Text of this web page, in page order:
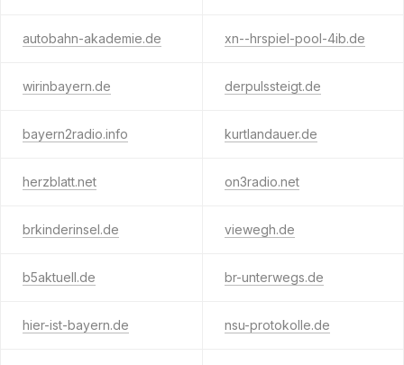
autobahn-akademie.de xn--hrspiel-pool-4ib.de
wirinbayern.de derpulssteigt.de
bayern2radio.info kurtlandauer.de
herzblatt.net on3radio.net
brkinderinsel.de viewegh.de
b5aktuell.de br-unterwegs.de
hier-ist-bayern.de nsu-protokolle.de